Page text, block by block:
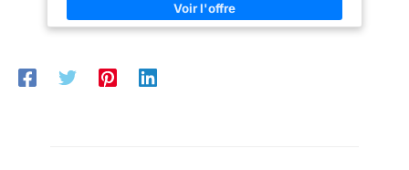
Son cadre métallique
comprendre, ce fauteuil relax se
monte sans outil et en seulement
CONCEPTION, FABRICATION DE QUALITÉ : châssis en acier
robuste : usage pérenne en toute sécurité - agréable au toucher
télécommandes, magazines ou autres.Fauteuil est fabriqué à